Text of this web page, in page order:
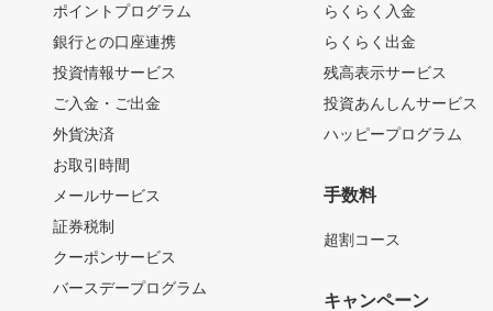
ポイントプログラム
銀行との口座連携
投資情報サービス
ご入金・ご出金
外貨決済
お取引時間
メールサービス
証券税制
クーポンサービス
バースデープログラム
らくらく入金
らくらく出金
残高表示サービス
投資あんしんサービス
ハッピープログラム
手数料
超割コース
キャンペーン